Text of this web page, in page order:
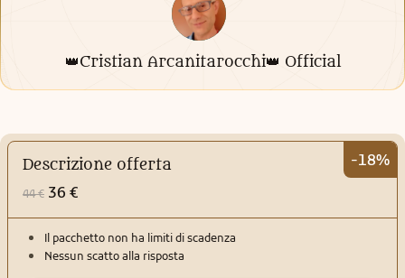
👑Cristian Arcanitarocchi👑 Official
-18%
Descrizione offerta
44 € 36 €
Il pacchetto non ha limiti di scadenza
Nessun scatto alla risposta